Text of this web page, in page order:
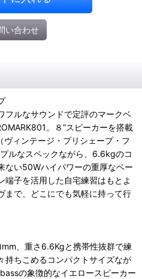
い合わせ
フルなサウンドで定評のマークベ
。８”スピーカーを搭載
ヴィンテージ・プリシェープ・フ
ルなスペックながら、6.6kgのコ
ない50Wハイパワーの重厚なベー
端子を活用した自宅練習はもとよ
まで、どこにでも気軽に持って行
、重さ6.6Kgと携帯性抜群で練
持ちこめるコンパクトサイズなが
の象徴的なイエロースピーカー